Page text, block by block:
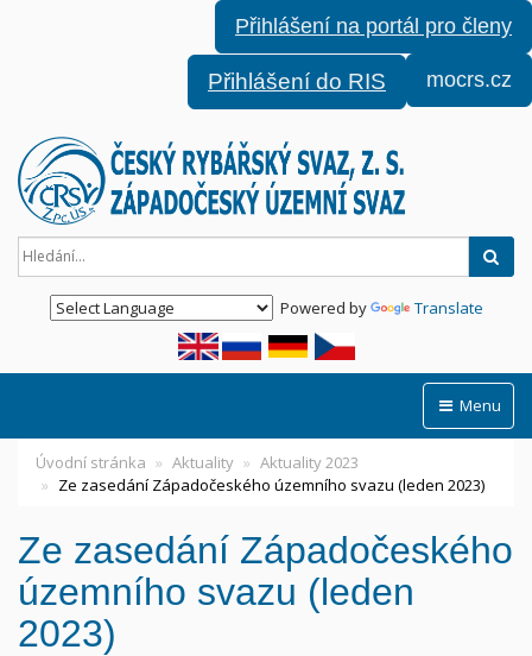
Přihlášení na portál pro členy
Přihlášení do RIS mocrs.cz
Powered by Translate
Menu
Úvodní stránka Aktuality
Aktuality 2023
Ze zasedání Západočeského územního svazu (leden 2023)
Ze zasedání Západočeského
územního svazu (leden
2023)